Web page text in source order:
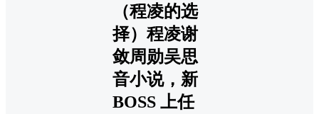
（程凌的选
择）程凌谢
敛周勋吴思
音小说，新
BOSS 上任